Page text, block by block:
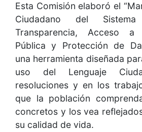
Esta Comisión elaboró el
Ciudadano del
Transparencia, Acceso a
Pública y Protección de
una herramienta diseñada
uso del Lenguaje
resoluciones y en los
que la población
concretos y los vea
su calidad de vida.